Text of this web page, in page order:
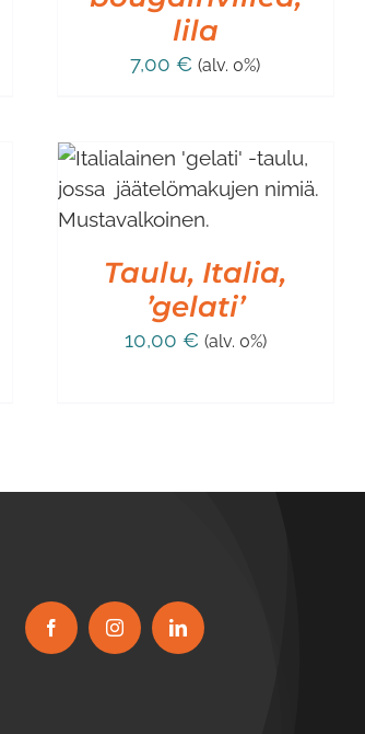
lila
7,00€ (alv. 0%)
Taulu, Italia,
’gelati’
10,00 € (alv. 0%)
LISÄÄ OSTOSKORIIN
/
LISÄTIEDOT